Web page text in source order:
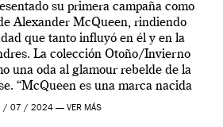
su primera campaña como
Alexander McQueen, rindiendo
que tanto influyó en él y en la
La colección Otoño/Invierno
una oda al glamour rebelde de la
“McQueen es una marca nacida
y siempre ha […]
/ 07 / 2024 — VER MÁS